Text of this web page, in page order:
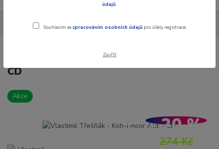
Alba CD Vlastimil Třešňák - Koh-i-noor Atd. - CD
Vlastimil Třešňák - Koh-i-noor Atd. -
CD
Akce
274 Kč
- 20 %
údajů.
Souhlasím se zpracováním osobních údajů pro účely registrace.
Zavřít